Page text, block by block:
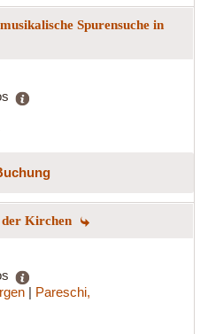
Spurensuche in
Kirchen
| Pareschi,